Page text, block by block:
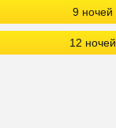
9 ночей
12 ночей